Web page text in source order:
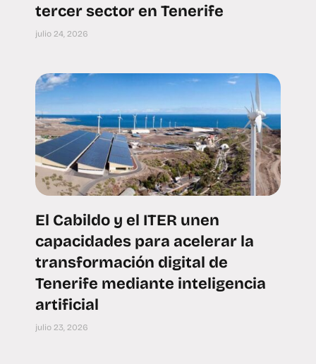
tercer sector en Tenerife
julio 24, 2026
El Cabildo y el ITER unen
capacidades para acelerar la
transformación digital de
Tenerife mediante inteligencia
artificial
julio 23, 2026